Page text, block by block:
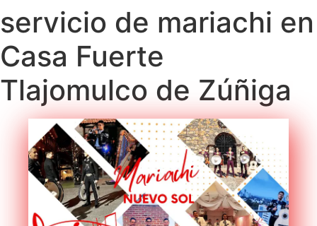
servicio de mariachi en
Casa Fuerte
Tlajomulco de Zúñiga